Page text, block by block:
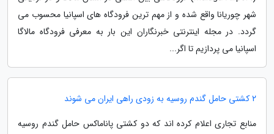
شهر چوریانا واقع شده و از مهم ترین فرودگاه های اسپانیا محسوب می
گردد. در مجله اینترنتی خبرنگاران این بار به معرفی فرودگاه مالاگا
اسپانیا می پردازیم تا اگر...
2 کشتی حامل گندم روسیه به زودی راهی ایران می شوند
منابع تجاری اعلام کرده اند که دو کشتی پاناماکس حامل گندم روسیه